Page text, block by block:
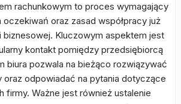
rachunkowym to proces wymagający
oczekiwań oraz zasad współpracy już
biznesowej. Kluczowym aspektem jest
kontakt pomiędzy przedsiębiorcą
biura pozwala na bieżąco rozwiązywać
oraz odpowiadać na pytania dotyczące
firmy. Ważne jest również ustalenie